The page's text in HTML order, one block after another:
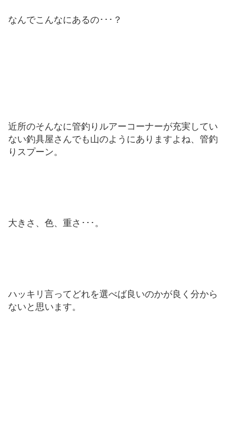
なんでこんなにあるの･･･？
近所のそんなに管釣りルアーコーナーが充実してい
ない釣具屋さんでも山のようにありますよね、管釣
りスプーン。
大きさ、色、重さ･･･。
ハッキリ言ってどれを選べば良いのかが良く分から
ないと思います。